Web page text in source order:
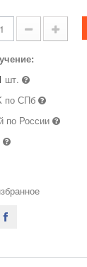
шт.
по СПб
по России